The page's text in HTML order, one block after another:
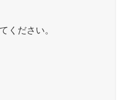
ください。